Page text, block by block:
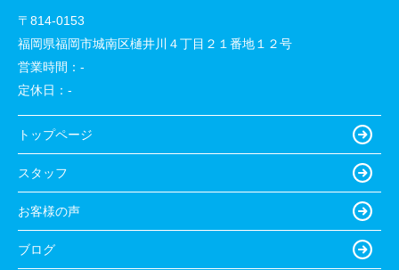
〒814-0153
福岡県福岡市城南区樋井川４丁目２１番地１２号
営業時間： -
定休日： -
トップページ
スタッフ
お客様の声
ブログ